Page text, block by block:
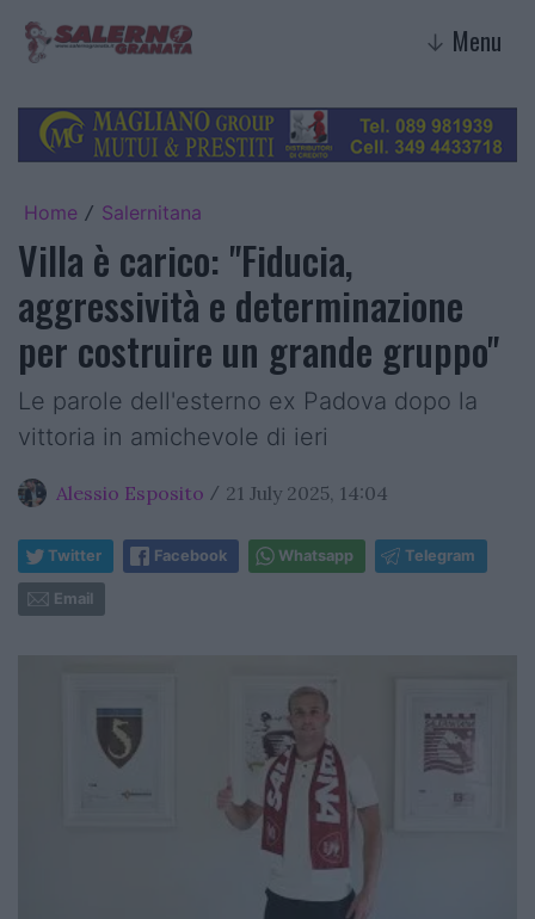
↓ Menu
Home / Salernitana
Villa è carico: "Fiducia,
aggressività e determinazione
per costruire un grande gruppo"
Le parole dell'esterno ex Padova dopo la
vittoria in amichevole di ieri
Alessio Esposito / 21 July 2025, 14:04
Twitter Facebook Whatsapp Telegram
Email